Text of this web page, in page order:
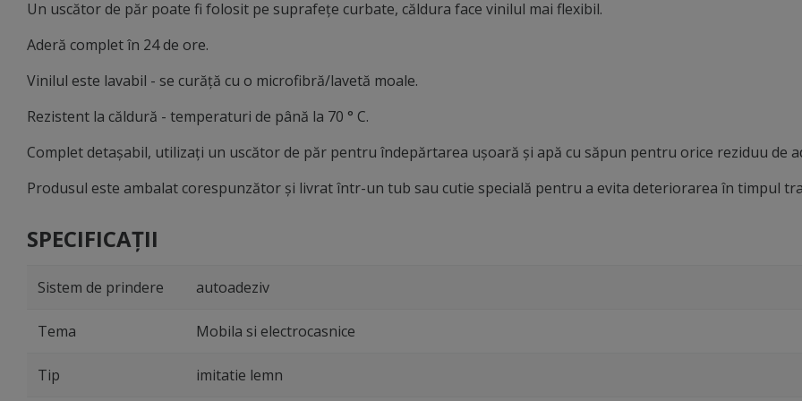
Un uscător de păr poate fi folosit pe suprafețe curbate, căldura face vinilul mai flexibil.
Aderă complet în 24 de ore.
Vinilul este lavabil - se curăţă cu o microfibră/lavetă moale.
Rezistent la căldură - temperaturi de până la 70 ° C.
Complet detașabil, utilizați un uscător de păr pentru îndepărtarea ușoară și apă cu săpun pentru orice reziduu de
Produsul este ambalat corespunzător și livrat într-un tub sau cutie specială pentru a evita deteriorarea în timpul
SPECIFICAȚII
Sistem de prindere autoadeziv
Tema Mobila si electrocasnice
Tip imitatie lemn